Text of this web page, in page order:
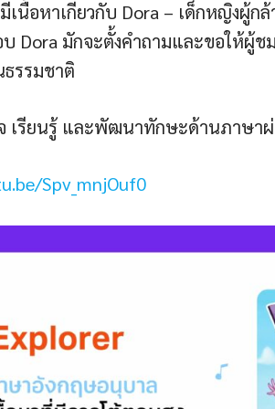
เนื้อหาเกี่ยวกับ Dora – เด็กหญิงผู้ก
Dora มักจะตั้งคำถามและขอให้ผู้ช
รรมชาติ
จ เรียนรู้ และพัฒนาทักษะด้านภาษา
Spv_mnjOuf0